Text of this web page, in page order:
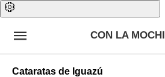
CON LA
Cataratas de Iguazú